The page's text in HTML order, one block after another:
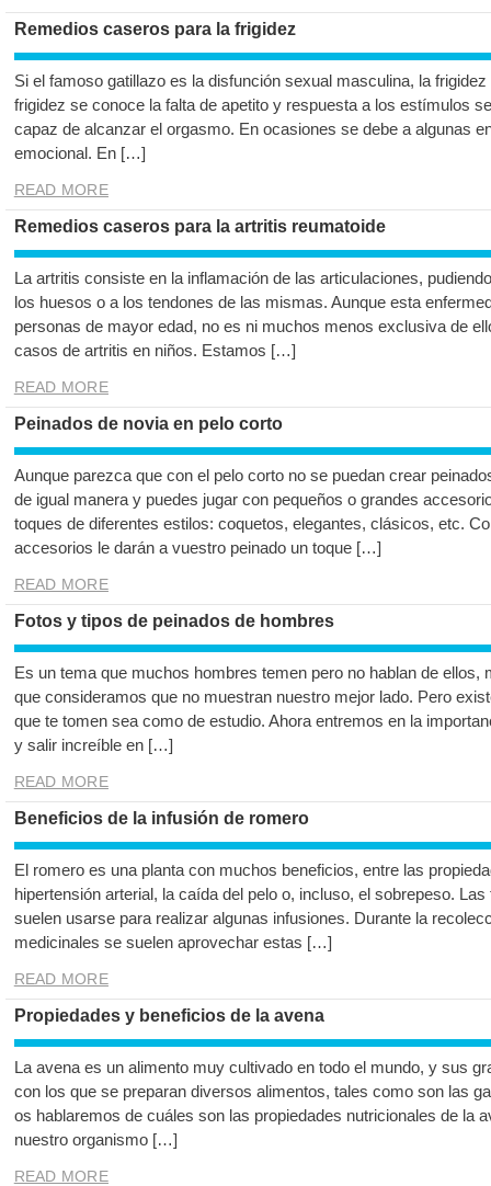
Remedios caseros para la frigidez
Si el famoso gatillazo es la disfunción sexual masculina, la
frigidez se conoce la falta de apetito y respuesta a los estímulos
capaz de alcanzar el orgasmo. En ocasiones se debe a algunas
emocional. En […]
READ MORE
Remedios caseros para la artritis reumatoide
La artritis consiste en la inflamación de las articulaciones,
los huesos o a los tendones de las mismas. Aunque esta
personas de mayor edad, no es ni muchos menos exclusiva de
casos de artritis en niños. Estamos […]
READ MORE
Peinados de novia en pelo corto
Aunque parezca que con el pelo corto no se puedan crear
de igual manera y puedes jugar con pequeños o grandes
toques de diferentes estilos: coquetos, elegantes, clásicos, etc.
accesorios le darán a vuestro peinado un toque […]
READ MORE
Fotos y tipos de peinados de hombres
Es un tema que muchos hombres temen pero no hablan de
que consideramos que no muestran nuestro mejor lado. Pero
que te tomen sea como de estudio. Ahora entremos en la
y salir increíble en […]
READ MORE
Beneficios de la infusión de romero
El romero es una planta con muchos beneficios, entre las
hipertensión arterial, la caída del pelo o, incluso, el sobrepeso.
suelen usarse para realizar algunas infusiones. Durante la
medicinales se suelen aprovechar estas […]
READ MORE
Propiedades y beneficios de la avena
La avena es un alimento muy cultivado en todo el mundo, y sus
con los que se preparan diversos alimentos, tales como son las
os hablaremos de cuáles son las propiedades nutricionales de la
nuestro organismo […]
READ MORE